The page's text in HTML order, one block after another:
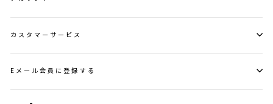
カスタマーサービス
Eメール会員に登録する